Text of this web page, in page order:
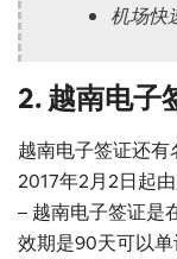
机场快
2. 越南电子
越南电子签证还
2017年2月2日起
– 越南电子签证是
效期是90天可以